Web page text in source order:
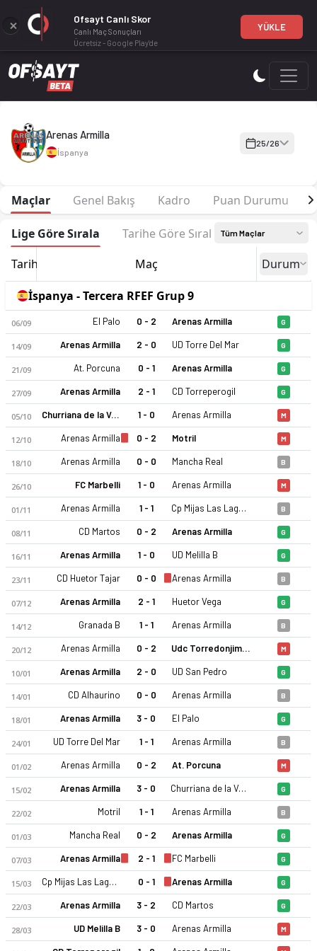
Arenas Armilla 25-26 sezonu | Tercera RFEF Grup 9'de 4.
Arenas Armilla 25-26 sezonu | Tercera RFEF Grup 9'de 4.
Arenas Armilla
İspanya
25/26
Maçlar Genel Bakış Kadro Puan Durumu
Lige Göre Sırala Tarihe Göre Sırala Tüm Maçlar
Tarih Maç Durum
İspanya - Tercera RFEF Grup 9
06/09 El Palo 0 - 2 Arenas Armilla G
14/09 Arenas Armilla 2 - 0 UD Torre Del Mar G
21/09 At. Porcuna 0 - 1 Arenas Armilla G
27/09 Arenas Armilla 2 - 1 CD Torreperogil G
05/10 Churriana de la Vega CF 1 - 0 Arenas Armilla M
12/10 Arenas Armilla 0 - 2 Motril M
18/10 Arenas Armilla 0 - 0 Mancha Real B
26/10 FC Marbelli 1 - 0 Arenas Armilla M
01/11 Arenas Armilla 1 - 1 Cp Mijas Las Lagunas B
08/11 CD Martos 0 - 2 Arenas Armilla G
16/11 Arenas Armilla 1 - 0 UD Melilla B G
23/11 CD Huetor Tajar 0 - 0 Arenas Armilla B
07/12 Arenas Armilla 2 - 1 Huetor Vega G
14/12 Granada B 1 - 1 Arenas Armilla B
20/12 Arenas Armilla 0 - 2 Udc Torredonjimeno M
10/01 Arenas Armilla 2 - 0 UD San Pedro G
14/01 CD Alhaurino 0 - 0 Arenas Armilla B
18/01 Arenas Armilla 3 - 0 El Palo G
24/01 UD Torre Del Mar 1 - 1 Arenas Armilla B
01/02 Arenas Armilla 0 - 2 At. Porcuna M
15/02 Arenas Armilla 3 - 0 Churriana de la Vega CF G
22/02 Motril 1 - 1 Arenas Armilla B
01/03 Mancha Real 0 - 2 Arenas Armilla G
07/03 Arenas Armilla 2 - 1 FC Marbelli G
15/03 Cp Mijas Las Lagunas 0 - 1 Arenas Armilla G
22/03 Arenas Armilla 3 - 2 CD Martos G
28/03 UD Melilla B 3 - 0 Arenas Armilla M
Ofsayt Canlı Skor
Canlı Maç Sonuçları
Ücretsiz - Google Play'de
YÜKLE